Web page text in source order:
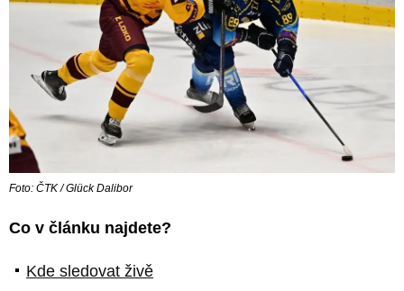
Foto: ČTK / Glück Dalibor
Co v článku najdete?
Kde sledovat živě